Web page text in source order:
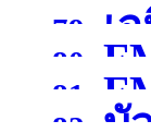
สมุท
นคร
79. เ
80.
81.